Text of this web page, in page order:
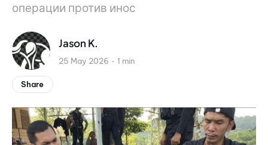
операции против инос
Jason K.
25 May 2026 1 min
Share